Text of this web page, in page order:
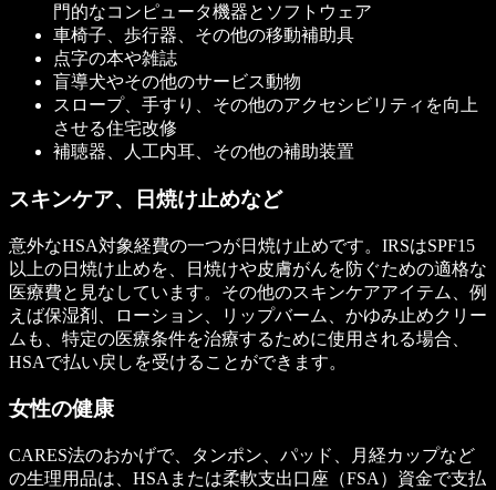
門的なコンピュータ機器とソフトウェア
車椅子、歩行器、その他の移動補助具
点字の本や雑誌
盲導犬やその他のサービス動物
スロープ、手すり、その他のアクセシビリティを向上
させる住宅改修
補聴器、人工内耳、その他の補助装置
スキンケア、日焼け止めなど
意外なHSA対象経費の一つが日焼け止めです。IRSはSPF15
以上の日焼け止めを、日焼けや皮膚がんを防ぐための適格な
医療費と見なしています。その他のスキンケアアイテム、例
えば保湿剤、ローション、リップバーム、かゆみ止めクリー
ムも、特定の医療条件を治療するために使用される場合、
HSAで払い戻しを受けることができます。
女性の健康
CARES法のおかげで、タンポン、パッド、月経カップなど
の生理用品は、HSAまたは柔軟支出口座（FSA）資金で支払